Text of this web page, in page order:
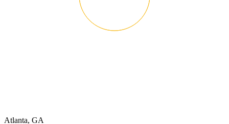
Atlanta, GA